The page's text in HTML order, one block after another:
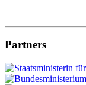
Partners